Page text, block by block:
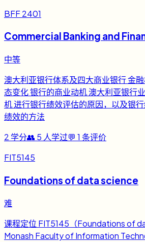
BFF 2401
Commercial Banking and
中等
澳大利亚银行体系及四大商业银行 金
态变化 银行的商业动机 澳大利亚银行
机 进行银行绩效评估的原因，以及银
绩效的方法
2 学分👥 5 人学过💬 1 条评价
FIT5145
Foundations of data science
难
课程定位 FIT5145（Foundations of
Monash Faculty of Information